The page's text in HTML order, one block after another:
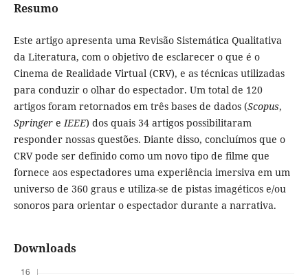
Resumo
Este artigo apresenta uma Revisão Sistemática Qualitativa
da Literatura, com o objetivo de esclarecer o que é o
Cinema de Realidade Virtual (CRV), e as técnicas utilizadas
para conduzir o olhar do espectador. Um total de 120
artigos foram retornados em três bases de dados (Scopus,
SpringereIEEE) dos quais 34 artigos possibilitaram
responder nossas questões. Diante disso, concluímos que o
CRV pode ser definido como um novo tipo de filme que
fornece aos espectadores uma experiência imersiva em um
universo de 360 graus e utiliza-se de pistas imagéticos e/ou
sonoros para orientar o espectador durante a narrativa.
Downloads